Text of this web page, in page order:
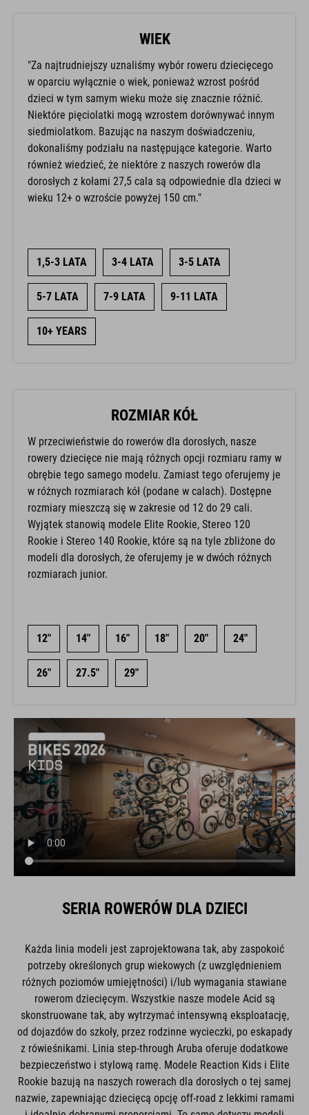
WIEK
"Za najtrudniejszy uznaliśmy wybór roweru dziecięcego
w oparciu wyłącznie o wiek, ponieważ wzrost pośród
dzieci w tym samym wieku może się znacznie różnić.
Niektóre pięciolatki mogą wzrostem dorównywać innym
siedmiolatkom. Bazując na naszym doświadczeniu,
dokonaliśmy podziału na następujące kategorie. Warto
również wiedzieć, że niektóre z naszych rowerów dla
dorosłych z kołami 27,5 cala są odpowiednie dla dzieci w
wieku 12+ o wzroście powyżej 150 cm."
1,5-3 LATA 3-4 LATA 3-5 LATA
5-7 LATA 7-9 LATA 9-11 LATA
10+ YEARS
ROZMIAR KÓŁ
W przeciwieństwie do rowerów dla dorosłych, nasze
rowery dziecięce nie mają różnych opcji rozmiaru ramy w
obrębie tego samego modelu. Zamiast tego oferujemy je
w różnych rozmiarach kół (podane w calach). Dostępne
rozmiary mieszczą się w zakresie od 12 do 29 cali.
Wyjątek stanowią modele Elite Rookie, Stereo 120
Rookie i Stereo 140 Rookie, które są na tyle zbliżone do
modeli dla dorosłych, że oferujemy je w dwóch różnych
rozmiarach junior.
12" 14" 16" 18" 20" 24"
26" 27.5" 29"
SERIA ROWERÓW DLA DZIECI
Każda linia modeli jest zaprojektowana tak, aby zaspokoić
potrzeby określonych grup wiekowych (z uwzględnieniem
różnych poziomów umiejętności) i/lub wymagania stawiane
rowerom dziecięcym. Wszystkie nasze modele Acid są
skonstruowane tak, aby wytrzymać intensywną eksploatację,
od dojazdów do szkoły, przez rodzinne wycieczki, po eskapady
z rówieśnikami. Linia step-through Aruba oferuje dodatkowe
bezpieczeństwo i stylową ramę. Modele Reaction Kids i Elite
Rookie bazują na naszych rowerach dla dorosłych o tej samej
nazwie, zapewniając dziecięcą opcję off-road z lekkimi ramami
i idealnie dobranymi proporcjami. To samo dotyczy modeli